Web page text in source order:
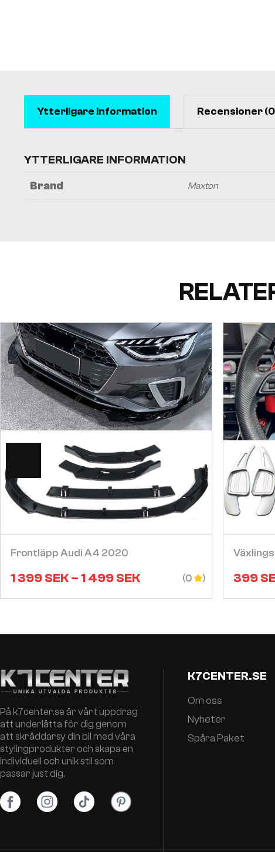
Ytterligare information Recensioner
YTTERLIGARE INFORMATION
Brand Maxton
Frontläpp Audi A4 2020
1 399SEK–1 499SEK (0
Visa
399
På k7center.se är vårt uppdrag
att underlätta för dig genom
att skräddarsy din bil med våra
stylingprodukter och skapa en
individuell och unik stil som
passar just dig.
K7CENTER.SE
Om oss
Nyheter
Spåra Paket